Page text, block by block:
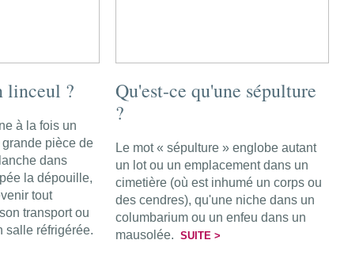
linceul ?
à la fois un
pièce de
dans
la dépouille,
tout
transport ou
salle réfrigérée.
Qu'est-ce qu'une sépulture
?
Le mot « sépulture » englobe autant
un lot ou un emplacement dans un
cimetière (où est inhumé un corps ou
des cendres), qu'une niche dans un
columbarium ou un enfeu dans un
mausolée. SUITE >